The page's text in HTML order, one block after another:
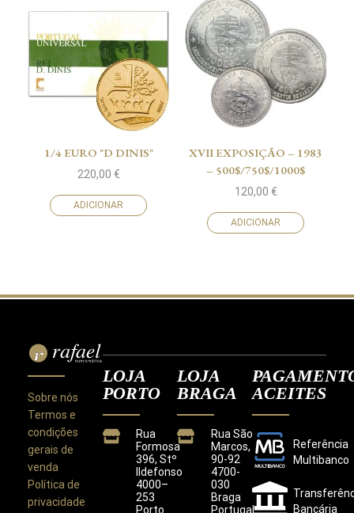
1/4 EURO "D DINIS"
220,00 €
ADICIONAR
XVII EXPOSIÇÃO – 1983
– 500$/750$/1000$
120,00 €
ADICIONAR
Sobre nós
Termos e
condições
gerais de
venda
Política de
privacidade
LOJA
PORTO
Rua
Formosa
396, Stº
Ildefonso
4000–
253
Porto
LOJA
BRAGA
Rua São
Marcos,
90-92
4700-
030
Braga
Portugal
ACEITES
Referência
Multibanco
Bancária